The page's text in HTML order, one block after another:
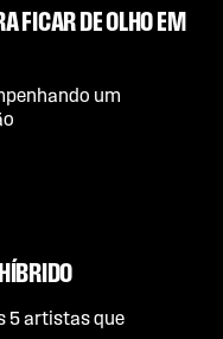
FICAR DE OLHO EM
um
5 artistas que